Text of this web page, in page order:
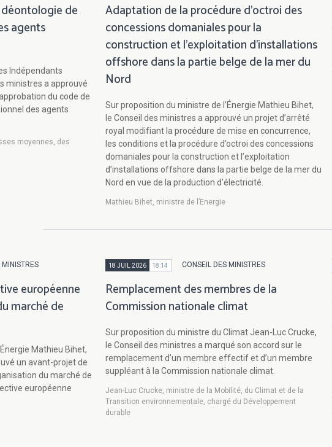
de
agents
Indépendants
ministres a approuvé
du code de
des agents
moyennes, des
Adaptation de la procédure d'octroi des
concessions domaniales pour la
construction et l'exploitation d’installations
offshore dans la partie belge de la mer du
Nord
Sur proposition du ministre de l’Énergie Mathieu Bihet,
le Conseil des ministres a approuvé un projet d’arrêté
royal modifiant la procédure de mise en concurrence,
les conditions et la procédure d’octroi des concessions
domaniales pour la construction et l’exploitation
d’installations offshore dans la partie belge de la mer du
Nord en vue de la production d’électricité.
Mathieu Bihet, ministre de l’Energie
européenne
marché de
Mathieu Bihet,
un avant-projet de
du marché de
européenne
18 JUIL 2026 18:14 CONSEIL DES MINISTRES
Remplacement des membres de la
Commission nationale climat
Sur proposition du ministre du Climat Jean-Luc Crucke,
le Conseil des ministres a marqué son accord sur le
remplacement d’un membre effectif et d’un membre
suppléant à la Commission nationale climat.
Jean-Luc Crucke, ministre de la Mobilité, du Climat et de la
Transition environnementale, chargé du Développement
durable